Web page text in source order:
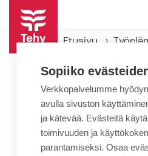
Hyppää
pääsisältöön
Etusivu
Koulutus ja
Tutkinnon
Suomeen
Sopiiko
Verkkopalvelumme
avulla sivuston
ja kätevää. Evästeitä
toimivuuden ja
parantamiseksi. Osaa